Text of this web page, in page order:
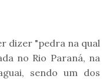
dizer "pedra na qual
no Rio Paraná, na
sendo um dos